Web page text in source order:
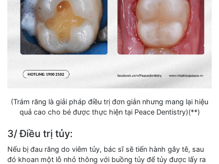
(Trám răng là giải pháp điều trị đơn giản nhưng mang lại hiệu
quả cao cho bé được thực hiện tại Peace Dentistry)(**)
3/ Điều trị tủy:
Nếu bị đau răng do viêm tủy, bác sĩ sẽ tiến hành gây tê, sau
đó khoan một lỗ nhỏ thông với buồng tủy để tủy được lấy ra